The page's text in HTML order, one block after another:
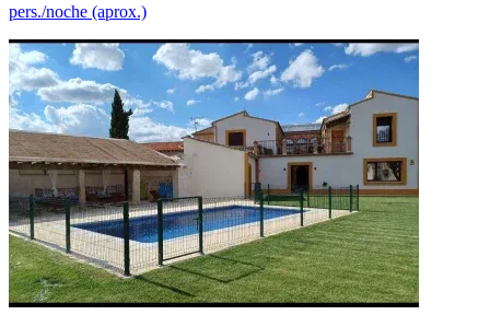
pers./noche (aprox.)